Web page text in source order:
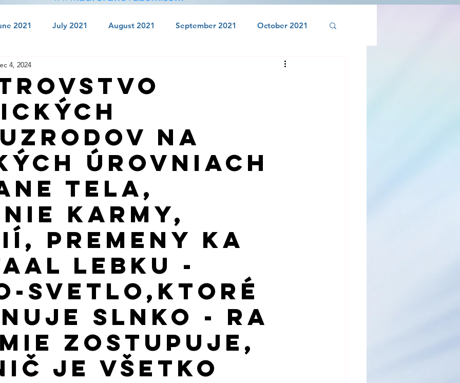
2021 July 2021 August 2021 September 2021 October 2021
2021 April 2022
July 2022 August 2022
2022 January 2023 February 2023 March 2023
July 2023 August 2023 September 2023
Na
Úrovniach
Tela,
Karmy,
Premeny Ka
Lebku -
Svetlo,Ktoré
Slnko - RA
Zostupuje,
Je Všetko
4, 2024